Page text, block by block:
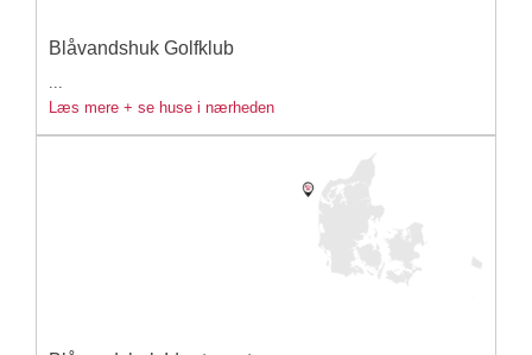
Blåvandshuk Golfklub
...
Læs mere + se huse i nærheden